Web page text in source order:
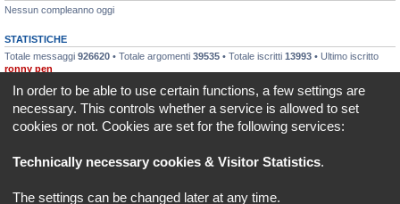
Nessun compleanno oggi
STATISTICHE
Totale messaggi 926620 • Totale argomenti 39535 • Totale iscritti 13993 • Ultimo iscritto
ronny pen
Indice Tutti gli orari sono UTC+02:00
REVLIMITER.IT e i suoi contenuti sono di proprietà di REVLIMITER S.r.L.
derivati sono di esclusiva titolarità di MV AGUSTA MOTOR SPA
Creato daphpBB® Forum Software © phpBB Limited
In order to be able to use certain functions, a few settings are
necessary. This controls whether a service is allowed to set
cookies or not. Cookies are set for the following services:
Technically necessary cookies & Visitor Statistics.
The settings can be changed later at any time.